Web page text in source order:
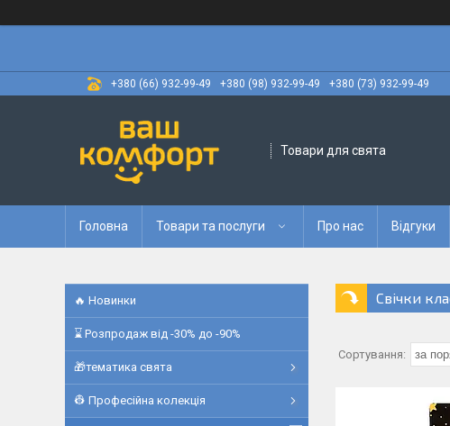
+380 (66) 932-99-49 +380 (98) 932-99-49 +380 (73) 932-99-49
Товари для свята
Головна Товари та послуги Про нас Відгуки
Свічки
🔥 Новинки
⌛ Розпродаж від -30% до -90%
🎁тематика свята
👷 Професійна колекція